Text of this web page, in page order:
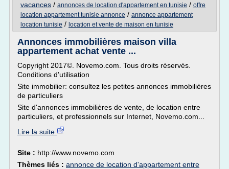
vacances / annonces de location d'appartement en tunisie / offre
location appartement tunisie annonce / annonce appartement
location tunisie / location et vente de maison en tunisie
Annonces immobilières maison villa
appartement achat vente ...
Copyright 2017©. Novemo.com. Tous droits réservés.
Conditions d'utilisation
Site immobilier: consultez les petites annonces immobilières
de particuliers
Site d'annonces immobilières de vente, de location entre
particuliers, et professionnels sur Internet, Novemo.com...
Lire la suite
Site : http://www.novemo.com
Thèmes liés : annonce de location d'appartement entre